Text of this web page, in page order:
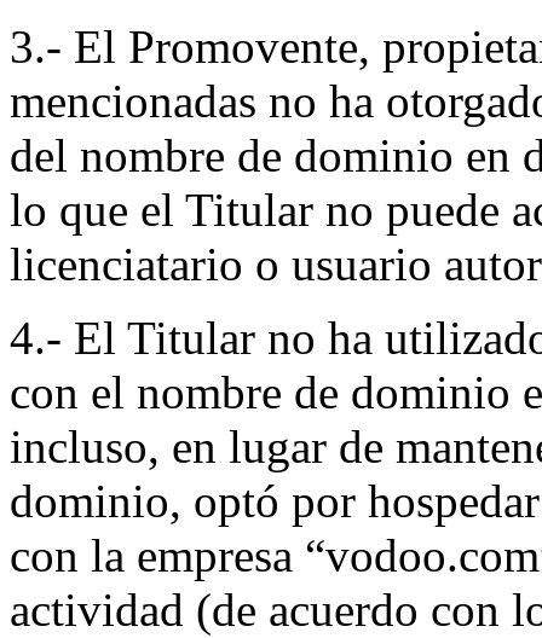
3.- El Promovente,
mencionadas no ha
del nombre de dominio en
lo que el Titular no puede
licenciatario o usuario
4.- El Titular no ha
con el nombre de dominio
incluso, en lugar de
dominio, optó por
con la empresa
actividad (de acuerdo con